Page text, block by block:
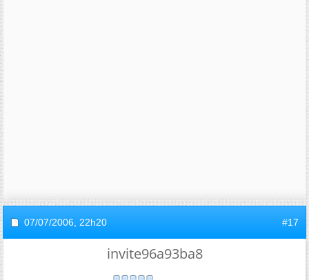
07/07/2006, 22h20 #17
invite96a93ba8